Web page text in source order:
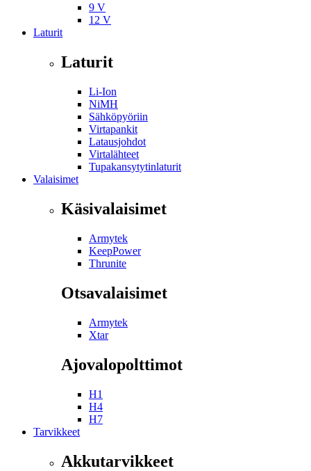
9 V
12 V
Laturit
Laturit
Li-Ion
NiMH
Sähköpyöriin
Virtapankit
Latausjohdot
Virtalähteet
Tupakansytytinlaturit
Valaisimet
Käsivalaisimet
Armytek
KeepPower
Thrunite
Otsavalaisimet
Armytek
Xtar
Ajovalopolttimot
H1
H4
H7
Tarvikkeet
Akkutarvikkeet